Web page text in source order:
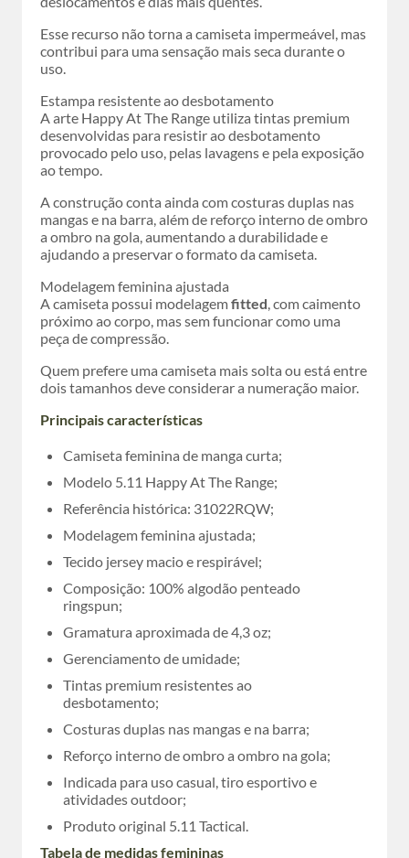
Esse recurso não torna a camiseta impermeável, mas
contribui para uma sensação mais seca durante o
uso.
Estampa resistente ao desbotamento
A arte Happy At The Range utiliza tintas premium
desenvolvidas para resistir ao desbotamento
provocado pelo uso, pelas lavagens e pela exposição
ao tempo.
A construção conta ainda com costuras duplas nas
mangas e na barra, além de reforço interno de ombro
a ombro na gola, aumentando a durabilidade e
ajudando a preservar o formato da camiseta.
Modelagem feminina ajustada
A camiseta possui modelagemfitted, com caimento
próximo ao corpo, mas sem funcionar como uma
peça de compressão.
Quem prefere uma camiseta mais solta ou está entre
dois tamanhos deve considerar a numeração maior.
Principais características
Camiseta feminina de manga curta;
Modelo 5.11 Happy At The Range;
Referência histórica: 31022RQW;
Modelagem feminina ajustada;
Tecido jersey macio e respirável;
Composição: 100% algodão penteado
ringspun;
Gramatura aproximada de 4,3 oz;
Gerenciamento de umidade;
Tintas premium resistentes ao
desbotamento;
Costuras duplas nas mangas e na barra;
Reforço interno de ombro a ombro na gola;
Indicada para uso casual, tiro esportivo e
atividades outdoor;
Produto original 5.11 Tactical.
Tabela de medidas femininas